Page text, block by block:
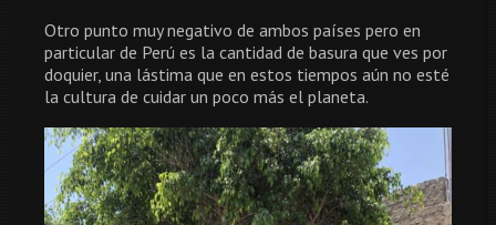
Otro punto muy negativo de ambos países pero en
particular de Perú es la cantidad de basura que ves por
doquier, una lástima que en estos tiempos aún no esté
la cultura de cuidar un poco más el planeta.